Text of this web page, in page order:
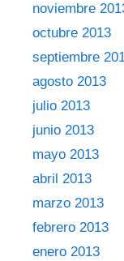
noviembre
octubre 2013
septiembre
agosto 2013
julio 2013
junio 2013
mayo 2013
abril 2013
marzo 2013
febrero 2013
enero 2013